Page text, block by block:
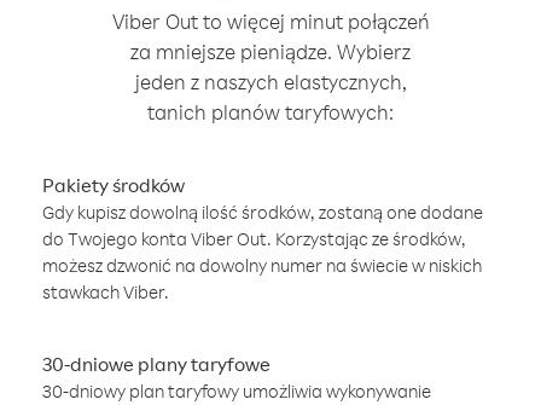
Viber Out to więcej minut połączeń
za mniejsze pieniądze. Wybierz
jeden z naszych elastycznych,
tanich planów taryfowych:
Pakiety środków
Gdy kupisz dowolną ilość środków, zostaną one dodane
do Twojego konta Viber Out. Korzystając ze środków,
możesz dzwonić na dowolny numer na świecie w niskich
stawkach Viber.
30-dniowe plany taryfowe
30-dniowy plan taryfowy umożliwia wykonywanie